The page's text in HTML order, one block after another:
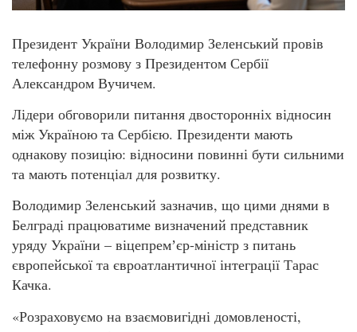
Президент України Володимир Зеленський провів
телефонну розмову з Президентом Сербії
Александром Вучичем.
Лідери обговорили питання двосторонніх відносин
між Україною та Сербією. Президенти мають
однакову позицію: відносини повинні бути сильними
та мають потенціал для розвитку.
Володимир Зеленський зазначив, що цими днями в
Белграді працюватиме визначений представник
уряду України – віцепремʼєр-міністр з питань
європейської та євроатлантичної інтеграції Тарас
Качка.
«Розраховуємо на взаємовигідні домовленості,